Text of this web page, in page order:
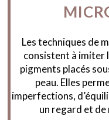
Les techniques de
consistent à imiter
pigments placés
peau. Elles
imperfections,
un regard et